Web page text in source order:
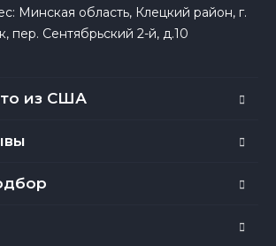
Минская область, Клецкий район, г.
пер. Сентябрьский 2-й, д.10
из США